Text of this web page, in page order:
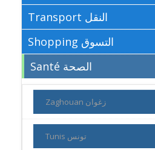
Transport النقل
Shopping التسوق
Santé الصحة
Zaghouan زغوان
Tunis تونس